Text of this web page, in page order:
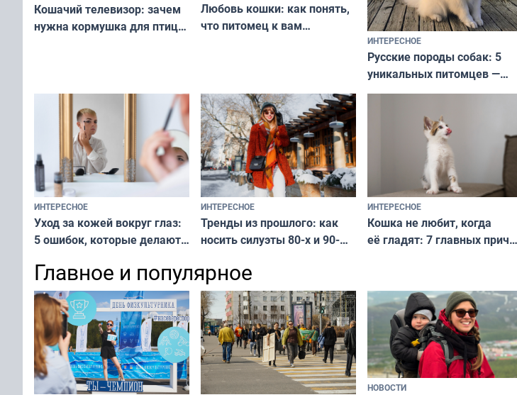
Кошачий телевизор: зачем
нужна кормушка для птиц
Любовь кошки: как понять,
что питомец к вам
ИНТЕРЕСНОЕ
Русские породы собак: 5
уникальных питомцев —
национальные сокровища
и характером
ИНТЕРЕСНОЕ
Уход за кожей вокруг глаз:
5 ошибок, которые делают
и вернуть свежий взгляд
без дорогих средств
ИНТЕРЕСНОЕ
Тренды из прошлого: как
носить силуэты 80-х и 90-
современно и стильно без
переплат
ИНТЕРЕСНОЕ
Кошка не любит, когда
её гладят: 7 главных причин
независимому питомцу
Главное и популярное
НОВОСТИ